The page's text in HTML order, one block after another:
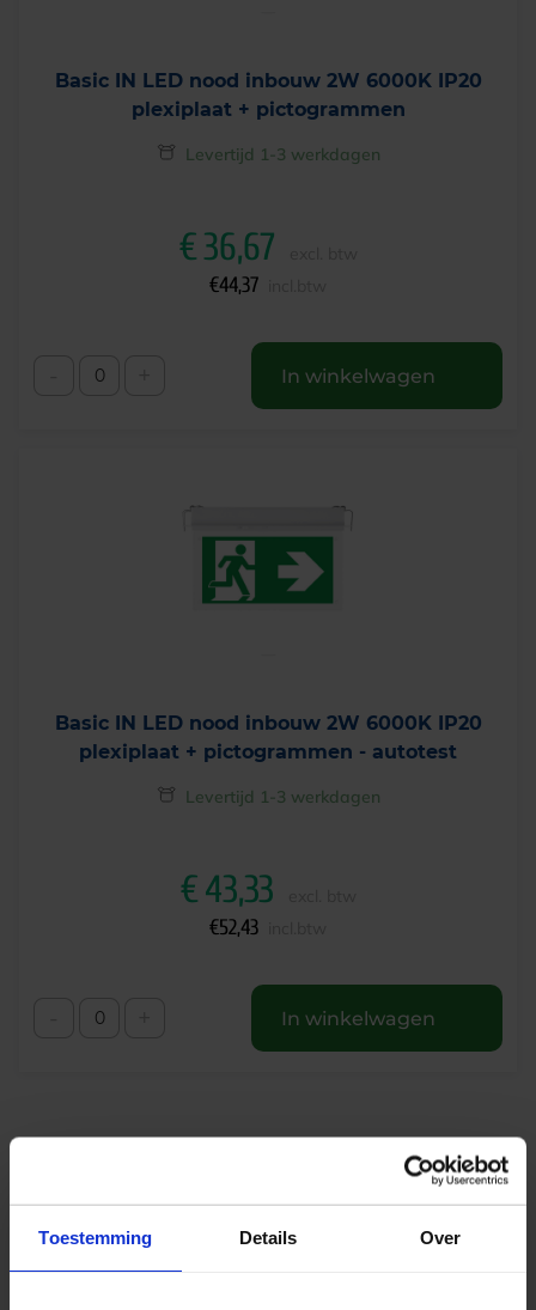
Toestemming Details Over
Basic IN LED nood inbouw 2W 6000K IP20
plexiplaat + pictogrammen
Levertijd 1-3 werkdagen
€36,67
€44,37
In winkelwagen
Basic IN LED nood inbouw 2W 6000K IP20
plexiplaat + pictogrammen - autotest
Levertijd 1-3 werkdagen
€43,33
€52,43
In winkelwagen
Beschrijving